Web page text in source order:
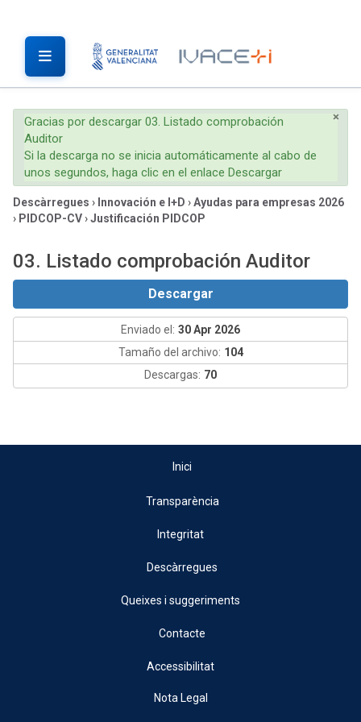
×
Gracias por descargar 03. Listado comprobación
Auditor
Si la descarga no se inicia automáticamente al cabo de
unos segundos, haga clic en el enlace Descargar
Descàrregues › Innovación e I+D ›Ayudas para empresas 2026
› PIDCOP-CV›Justificación PIDCOP
03. Listado comprobación Auditor
Descargar
Enviado el: 30 Apr 2026
Tamaño del archivo: 104
Descargas: 70
Inici
Transparència
Integritat
Descàrregues
Queixes i suggeriments
Contacte
Accessibilitat
Nota Legal